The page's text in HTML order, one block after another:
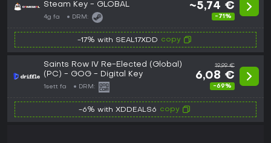
Steam Key - GLOBAL
4g fa DRM:
~5,74 €
-71%
-17% with SEAL17XDD copy
Saints Row IV Re-Elected (Global)
(PC) - GOG - Digital Key
1sett fa DRM:
19,99 €
6,08 €
-69%
-6% with XDDEALS6 copy